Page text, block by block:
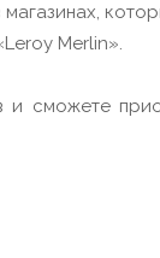
Merlin».
сможете